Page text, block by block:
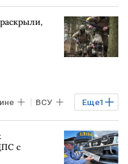
Еще1
ВСУ
с